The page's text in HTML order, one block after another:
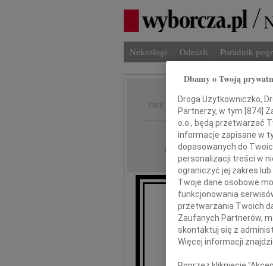
Nekrologi Odeszli Poradnik
IMIĘ I NAZWISKO:
REGION: Warszawa
DATA EMISJI: 01.02.2011
Dbamy o Twoją
Droga Użytkowniczko,
Partnerzy, w tym [874]
o.o., będą przetwarzać
informacje zapisane w
dopasowanych do
personalizacji treści w
ograniczyć jej zakres
Twoje dane osobowe
funkcjonowania
przetwarzania Twoich
Zaufanych Partnerów,
skontaktuj się z
Więcej informacji